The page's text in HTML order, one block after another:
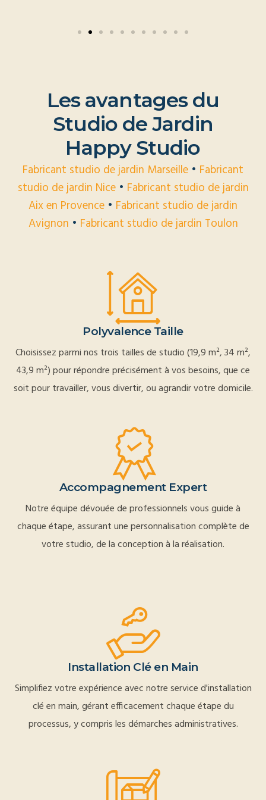
Les avantages du
Studio deJardin
Happy Studio
Fabricant studio de jardin Marseille • Fabricant
studio de jardin Nice• Fabricant studio de jardin
Aix en Provence • Fabricant studio de jardin
Avignon • Fabricant studio de jardin Toulon
Polyvalence Taille
Choisissez parmi nos trois tailles de studio (19,9 m², 34 m²,
43,9 m²) pour répondre précisément à vos besoins, que ce
soit pour travailler, vous divertir, ou agrandir votre domicile.
Accompagnement Expert
Notre équipe dévouée de professionnels vous guide à
chaque étape, assurant une personnalisation complète de
votre studio, de la conception à la réalisation.
Installation Clé en Main
Simplifiez votre expérience avec notre service d'installation
clé en main, gérant efficacement chaque étape du
processus, y compris les démarches administratives.